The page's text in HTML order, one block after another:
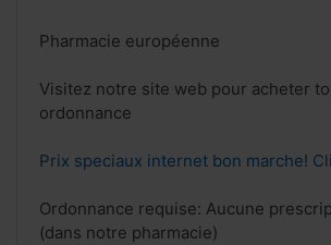
Pharmacie européenne
Visitez notre site web pour acheter
ordonnance
Prix speciaux internet bon marche!
Ordonnance requise: Aucune
(dans notre pharmacie)